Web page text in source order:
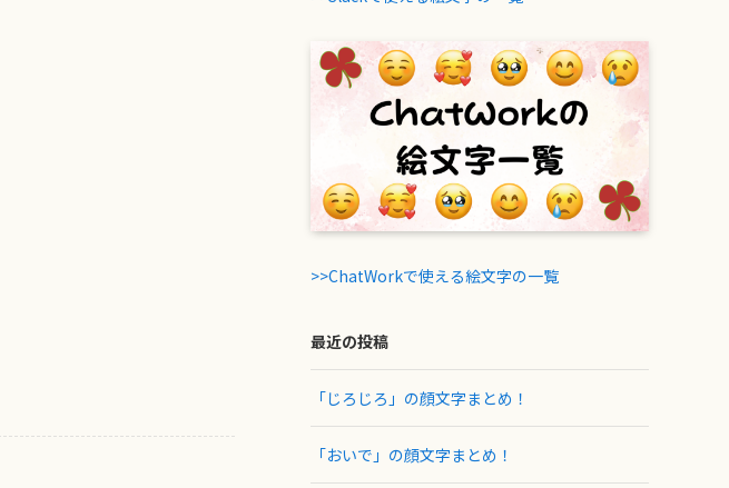
>>ChatWorkで使える絵文字の一覧
最近の投稿
「じろじろ」の顔文字まとめ！
「おいで」の顔文字まとめ！